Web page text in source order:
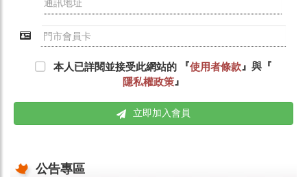
本人已詳閱並接受此網站的 『使用者條款 』與『
隱私權政策 』
立即加入會員
公告專區